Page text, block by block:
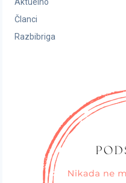
Članci
Razbibriga